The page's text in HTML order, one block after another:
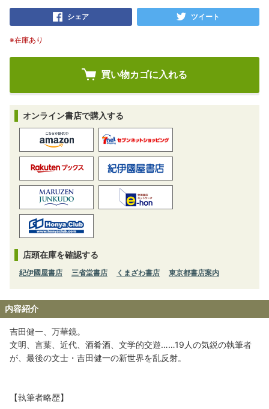
シェア ツイート
※在庫あり
オンライン書店で購入する
店頭在庫を確認する
紀伊國屋書店 三省堂書店 くまざわ書店 東京都書店案内
内容紹介
吉田健一、万華鏡。
文明、言葉、近代、酒肴酒、文学的交遊……19人の気鋭の執筆者
が、最後の文士・吉田健一の新世界を乱反射。
【執筆者略歴】